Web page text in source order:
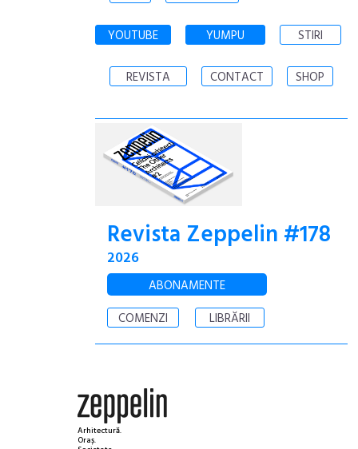
YOUTUBE YUMPU STIRI
REVISTA CONTACT SHOP
Revista Zeppelin #178
2026
ABONAMENTE
COMENZI
LIBRĂRII
Arhitectură.
Oraș.